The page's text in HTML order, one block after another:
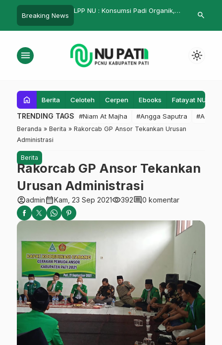
Breaking News
Perempuan
LPP NU : Konsumsi Padi Organik,
Covid
Nalar Kritis
search
menu light_mode
home Berita Celoteh Cerpen Ebooks Fatayat NU
TRENDING TAGS #Niam At Majha #Angga Saputra #Admin
Beranda » Berita » Rakorcab GP Ansor Tekankan Urusan
Administrasi
Berita
Rakorcab GP Ansor Tekankan
Urusan Administrasi
account_circleadmincalendar_monthKam, 23 Sep 2021visibility392comment0 komentar